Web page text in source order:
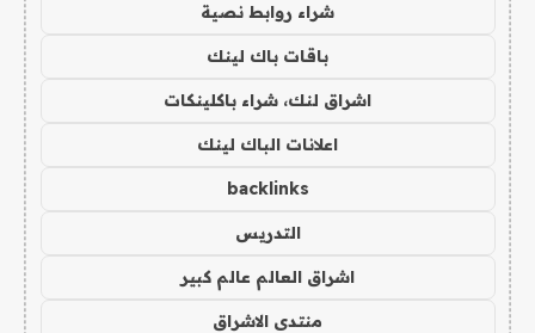
شراء روابط نصية
باقات باك لينك
اشراق لنك، شراء باكلينكات
اعلانات الباك لينك
backlinks
التدريس
اشراق العالم عالم كبير
منتدى الاشراق